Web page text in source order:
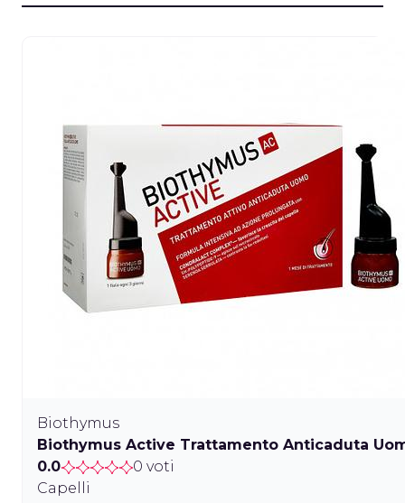
Biothymus
Biothymus Active Trattamento Anticaduta
0.0
0 voti
Capelli